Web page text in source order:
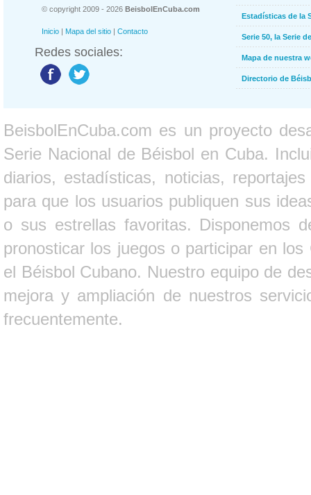
© copyright 2009 - 2026 BeisbolEnCuba.com
Inicio | Mapa del sitio | Contacto
Redes sociales:
Estadísticas de la
Serie 50, la Serie
Mapa de nuestra
Directorio de
BeisbolEnCuba.com es un proyecto
Serie Nacional de Béisbol en Cuba.
diarios, estadísticas, noticias,
para que los usuarios publiquen sus
o sus estrellas favoritas. Disponemos
pronosticar los juegos o participar en
el Béisbol Cubano. Nuestro equipo de
mejora y ampliación de nuestros
frecuentemente.